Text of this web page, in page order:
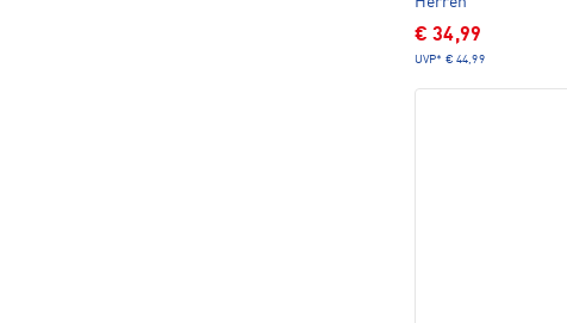
€ 34,99
UVP* € 44,99